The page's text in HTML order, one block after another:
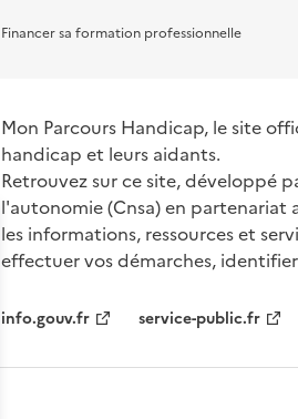
Financer sa formation professionnelle
Mon Parcours Handicap, le site
handicap et leurs aidants.
Retrouvez sur ce site, développé
l'autonomie (Cnsa) en partenariat
les informations, ressources et
effectuer vos démarches,
Nos sites
info.gouv.fr service-public.fr